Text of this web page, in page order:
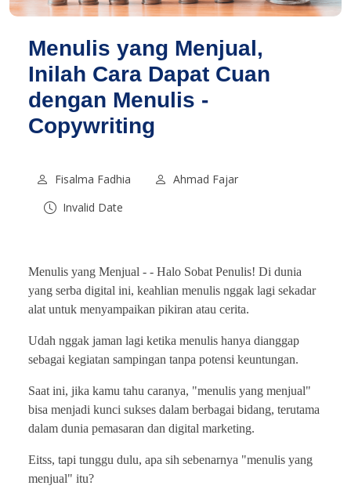
Menulis yang Menjual,
Inilah Cara Dapat Cuan
dengan Menulis -
Copywriting
Fisalma Fadhia
Ahmad Fajar
Invalid Date
Menulis yang Menjual - - Halo Sobat Penulis! Di dunia
yang serba digital ini, keahlian menulis nggak lagi sekadar
alat untuk menyampaikan pikiran atau cerita.
Udah nggak jaman lagi ketika menulis hanya dianggap
sebagai kegiatan sampingan tanpa potensi keuntungan.
Saat ini, jika kamu tahu caranya, "menulis yang menjual"
bisa menjadi kunci sukses dalam berbagai bidang, terutama
dalam dunia pemasaran dan digital marketing.
Eitss, tapi tunggu dulu, apa sih sebenarnya "menulis yang
menjual" itu?